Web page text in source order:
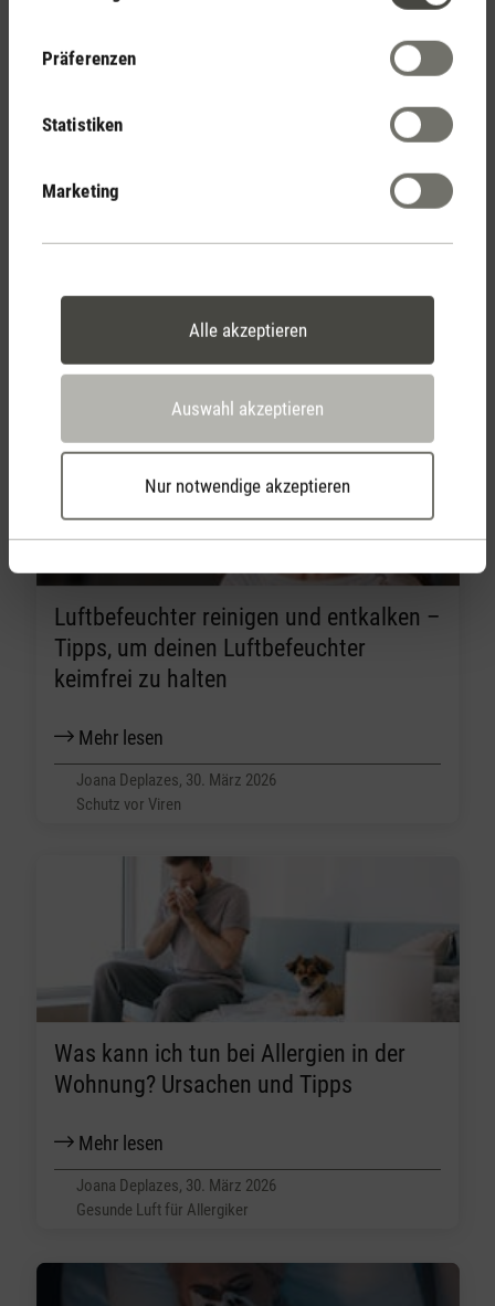
Präferenzen
Statistiken
Marketing
Alle akzeptieren
Auswahl akzeptieren
Nur notwendige akzeptieren
Trendletter Ventilatoren 2026
Mehr lesen
Flowcube Communications, 14. April 2026
Medienmitteilungen
Luftbefeuchter reinigen und entkalken –
Tipps, um deinen Luftbefeuchter
keimfrei zu halten
Mehr lesen
Joana Deplazes, 30. März 2026
Schutz vor Viren
Was kann ich tun bei Allergien in der
Wohnung? Ursachen und Tipps
Mehr lesen
Joana Deplazes, 30. März 2026
Gesunde Luft für Allergiker